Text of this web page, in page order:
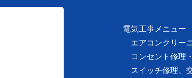
電気工事メニュー
エアコンクリー
コンセント修理
スイッチ修理、